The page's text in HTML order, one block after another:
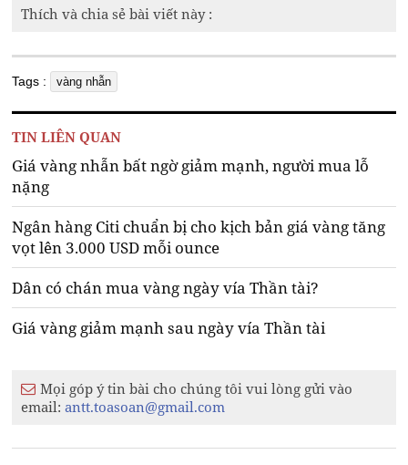
Thích và chia sẻ bài viết này :
Tags : vàng nhẫn
TIN LIÊN QUAN
Giá vàng nhẫn bất ngờ giảm mạnh, người mua lỗ
nặng
Ngân hàng Citi chuẩn bị cho kịch bản giá vàng tăng
vọt lên 3.000 USD mỗi ounce
Dân có chán mua vàng ngày vía Thần tài?
Giá vàng giảm mạnh sau ngày vía Thần tài
Mọi góp ý tin bài cho chúng tôi vui lòng gửi vào
email:antt.toasoan@gmail.com